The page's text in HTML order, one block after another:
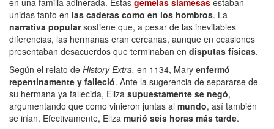
unidas tanto en las caderas como en los hombros. La
narrativa popularsostiene que, a pesar de las inevitables
diferencias, las hermanas eran cercanas, aunque en ocasiones
presentaban desacuerdos que terminaban en disputas físicas.
Según el relato de History Extra, en 1134, Mary enfermó
repentinamente y falleció. Ante la sugerencia de separarse de
su hermana ya fallecida, Eliza supuestamente se negó,
argumentando que como vinieron juntas al mundo, así también
se irían. Efectivamente, Eliza murió seis horas más tarde.